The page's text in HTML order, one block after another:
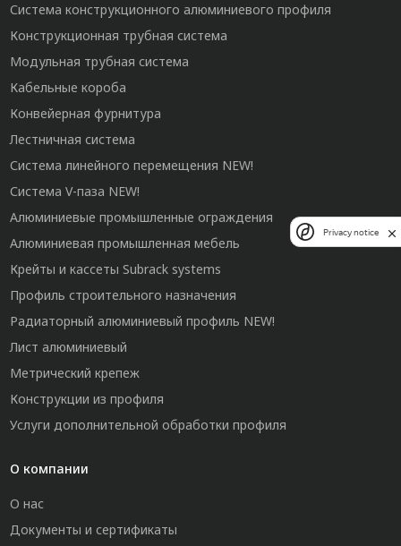
Система конструкционного алюминиевого профиля
Конструкционная трубная система
Модульная трубная система
Кабельные короба
Конвейерная фурнитура
Лестничная система
Система линейного перемещения NEW!
Система V-паза NEW!
Алюминиевые промышленные ограждения
Алюминиевая промышленная мебель
Крейты и кассеты Subrack systems
Профиль строительного назначения
Радиаторный алюминиевый профиль NEW!
Лист алюминиевый
Метрический крепеж
Конструкции из профиля
Услуги дополнительной обработки профиля
О компании
О нас
Документы и сертификаты
Privacy notice